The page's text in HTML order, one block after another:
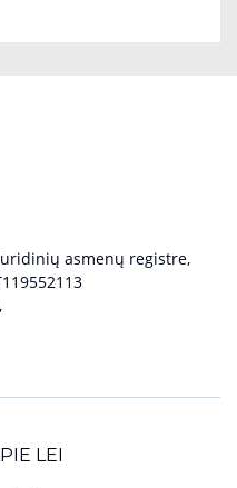
asmenų registre,
LEI